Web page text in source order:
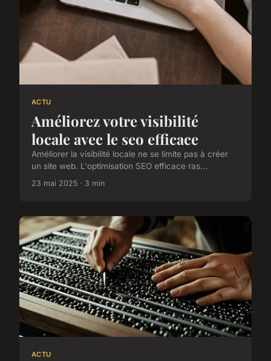
ACTU
Améliorez votre visibilité
locale avec le seo efficace
Améliorer la visibilité locale ne se limite pas à créer
un site web. L'optimisation SEO efficace ras...
23 mai 2025 · 3 min
ACTU